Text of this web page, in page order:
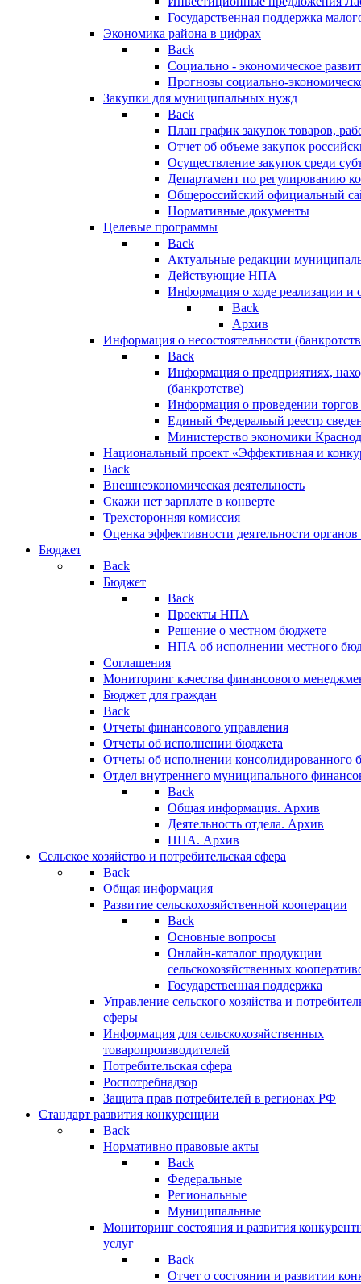
Государственная поддержка
Экономика района в цифрах
Back
Социально - экономическое
Прогнозы социально-
Закупки для муниципальных нужд
Back
План график закупок товаров,
Отчет об объеме закупок
Осуществление закупок среди
Департамент по регулированию
Общероссийский официальный
Нормативные документы
Целевые программы
Back
Актуальные редакции
Действующие НПА
Информация о ходе реализации
Back
Архив
Информация о несостоятельности
Back
Информация о предприятиях,
(банкротстве)
Информация о проведении
Единый Федеральый реестр
Министерство экономики
Национальный проект «Эффективная и
Back
Внешнеэкономическая деятельность
Скажи нет зарплате в конверте
Трехсторонняя комиссия
Оценка эффективности деятельности
Бюджет
Back
Бюджет
Back
Проекты НПА
Решение о местном бюджете
НПА об исполнении местного
Соглашения
Мониторинг качества финансового
Бюджет для граждан
Back
Отчеты финансового управления
Отчеты об исполнении бюджета
Отчеты об исполнении консолидированного
Отдел внутреннего муниципального
Back
Общая информация. Архив
Деятельность отдела. Архив
НПА. Архив
Сельское хозяйство и потребительская сфера
Back
Общая информация
Развитие сельскохозяйственной кооперации
Back
Основные вопросы
Онлайн-каталог продукции
сельскохозяйственных
Государственная поддержка
Управление сельского хозяйства и
сферы
Информация для сельскохозяйственных
товаропроизводителей
Потребительская сфера
Роспотребнадзор
Защита прав потребителей в регионах РФ
Стандарт развития конкуренции
Back
Нормативно правовые акты
Back
Федеральные
Региональные
Муниципальные
Мониторинг состояния и развития
услуг
Back
Отчет о состоянии и развитии